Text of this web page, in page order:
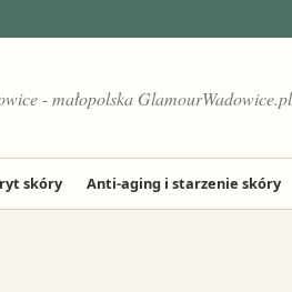
- małopolska GlamourWadowice.pl
skóry Anti-aging i starzenie skóry